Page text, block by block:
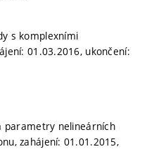
s komplexními
01.03.2016, ukončení:
parametry nelineárních
zahájení: 01.01.2015,